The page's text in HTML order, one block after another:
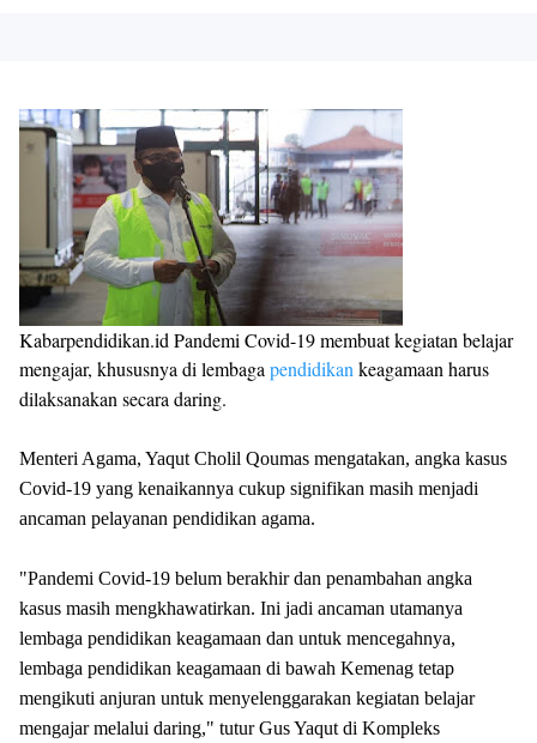
Kabarpendidikan.id Pandemi Covid-19 membuat kegiatan belajar
mengajar, khususnya di lembagapendidikankeagamaan harus
dilaksanakan secara daring.
Menteri Agama, Yaqut Cholil Qoumas mengatakan, angka kasus
Covid-19 yang kenaikannya cukup signifikan masih menjadi
ancaman pelayanan pendidikan agama.
"Pandemi Covid-19 belum berakhir dan penambahan angka
kasus masih mengkhawatirkan. Ini jadi ancaman utamanya
lembaga pendidikan keagamaan dan untuk mencegahnya,
lembaga pendidikan keagamaan di bawah Kemenag tetap
mengikuti anjuran untuk menyelenggarakan kegiatan belajar
mengajar melalui daring," tutur Gus Yaqut di Kompleks